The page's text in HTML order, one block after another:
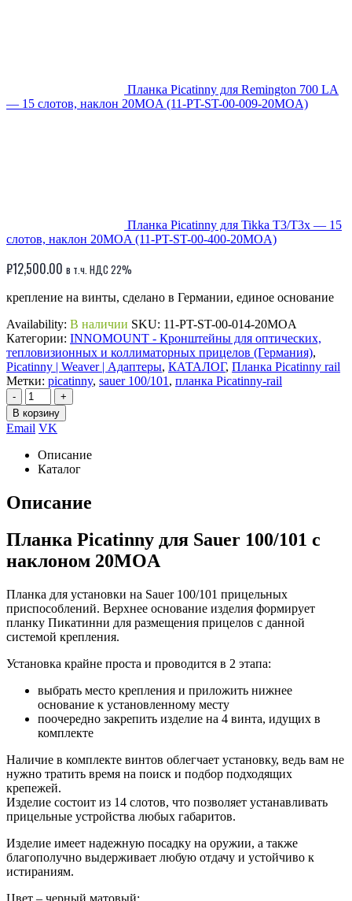
Планка Picatinny для Remington 700 LA
— 15 слотов, наклон 20MOA (11-PT-ST-00-009-20MOA)
Планка Picatinny для Tikka T3/T3x — 15
слотов, наклон 20MOA (11-PT-ST-00-400-20MOA)
₽12,500.00 в т.ч. НДС 22%
крепление на винты, сделано в Германии, единое основание
Availability: В наличии SKU: 11-PT-ST-00-014-20MOA
Категории: INNOMOUNT - Кронштейны для оптических,
тепловизионных и коллиматорных прицелов (Германия),
Picatinny | Weaver | Адаптеры, КАТАЛОГ, Планка Picatinny rail
Метки: picatinny, sauer 100/101 , планка Picatinny-rail
-
+
В корзину
Email VK
Описание
Каталог
Описание
Планка Picatinny для Sauer 100/101 с
наклоном 20MOA
Планка для установки на Sauer 100/101 прицельных
приспособлений. Верхнее основание изделия формирует
планку Пикатинни для размещения прицелов с данной
системой крепления.
Установка крайне проста и проводится в 2 этапа:
выбрать место крепления и приложить нижнее
основание к установленному месту
поочередно закрепить изделие на 4 винта, идущих в
комплекте
Наличие в комплекте винтов облегчает установку, ведь вам не
нужно тратить время на поиск и подбор подходящих
крепежей.
Изделие состоит из 14 слотов, что позволяет устанавливать
прицельные устройства любых габаритов.
Изделие имеет надежную посадку на оружии, а также
благополучно выдерживает любую отдачу и устойчиво к
истираниям.
Цвет – черный матовый;